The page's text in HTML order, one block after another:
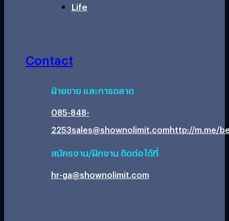
Life
Contact
ฝ่ายขาย และการตลาด
085-848-
2253sales@shownolimit.comhttp://m.me/
สมัครงาน/ฝึกงาน ติดต่อได้ที่
hr-ga@shownolimit.com